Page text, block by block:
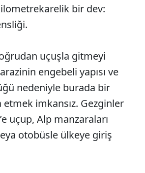
bir dev:
uçuşla gitmeyi
engebeli yapısı ve
nedeniyle burada bir
etmek imkansız. Gezginler
uçup, Alp manzaraları
otobüsle ülkeye giriş